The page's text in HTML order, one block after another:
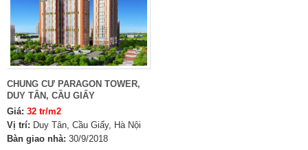
CHUNG CƯ PARAGON TOWER,
DUY TÂN, CẦU GIẤY
Giá: 32 tr/m2
Vị trí: Duy Tân, Cầu Giấy, Hà Nội
Bàn giao nhà: 30/9/2018